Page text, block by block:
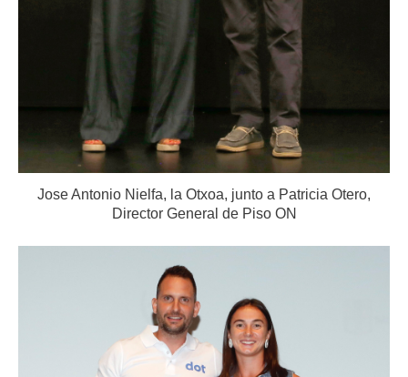
Jose Antonio Nielfa, la Otxoa, junto a Patricia Otero,
Director General de Piso ON